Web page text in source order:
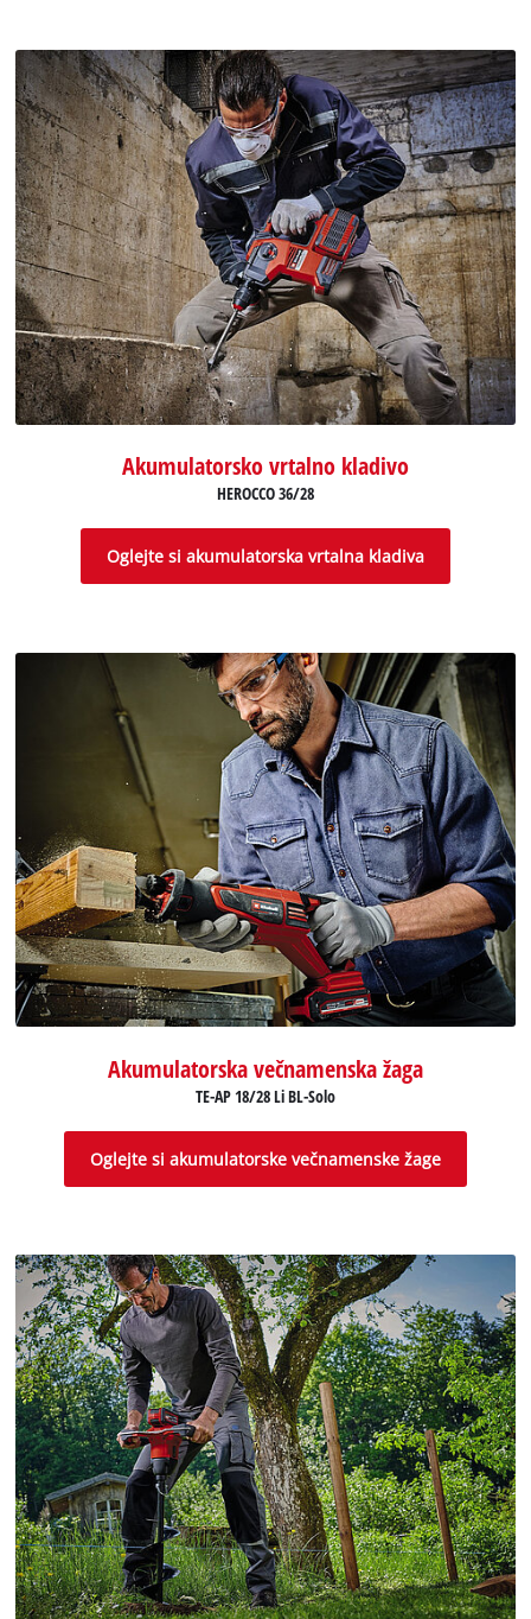
Akumulatorsko vrtalno kladivo
HEROCCO 36/28
Oglejte si akumulatorska vrtalna kladiva
Akumulatorska večnamenska žaga
TE-AP 18/28 Li BL-Solo
Oglejte si akumulatorske večnamenske žage